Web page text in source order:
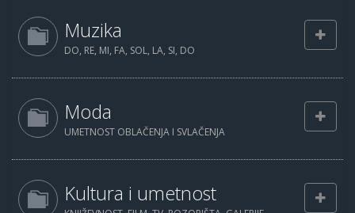
Muzika
DO, RE, MI, FA, SOL, LA, SI, DO
Moda
UMETNOST OBLAČENJA I SVLAČENJA
Kultura i umetnost